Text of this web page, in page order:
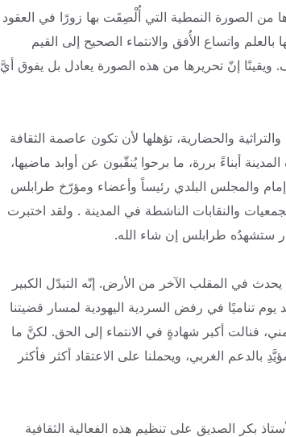
من الصورة النمطية التي أُلْصِقَت بها زورًا في العقود
واتساع الأُفق والانتماء الصحيح إلى القيم
ويقينًا إنّ تحريرها من هذه الصورة يعادل بل يفوق أيَّ
والحضارية، تؤهلها لأن تكون عاصمة الثقافة
أبناءً بررة، ما برحوا يُنقّبون عن أوابد ماضيها،
والمجلس البلدي رئيساً وأعضاء ومؤرّخ طرابلس
والنقابات الناشطة في المدينة . ولقد اختبرت
ستشهدُه طرابلس إن شاء الله.
في المقلب الآخر من الأرض. إنّه التبدّل الكبير
تناميًا في رفض السردية اليهودية لمسار قضيتنا
فنالت أكبر شهادةٍ في الانتماء إلى الحق. لكنَّ ما
الغربي، ويحملنا على الاعتقاد أكثر فأكثر
بكر الصديق على تنظيم هذه الفعالية الثقافية